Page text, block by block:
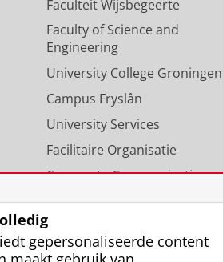
Faculteit Wijsbegeerte
Faculty of Science and
Engineering
University College Groningen
Campus Fryslân
University Services
Facilitaire Organisatie
Corporate Communicatie
Agenda
gepersonaliseerde content